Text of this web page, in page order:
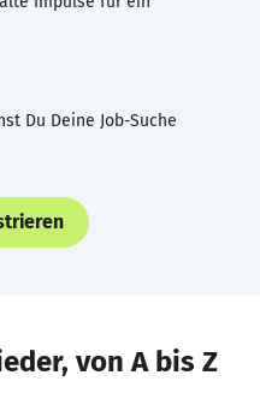
Du Deine Job-Suche
von A bis Z